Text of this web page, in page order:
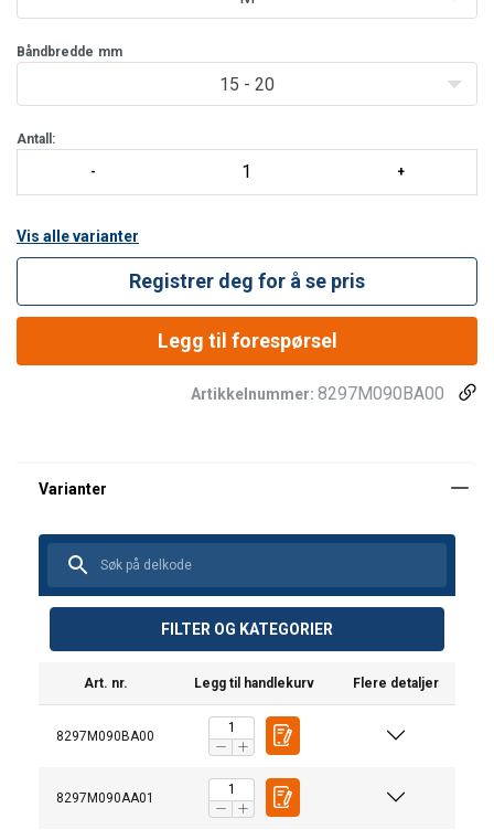
brukeren enkelt kan sjekke at slyngen ligger fint rundt karabinen.
Produktfordeler
Båndbredde mm
15 - 20
Antall:
Vis alle varianter
Registrer deg for å se pris
Legg til forespørsel
Artikkelnummer: 8297M090BA00
FILTER OG KATEGORIER
Art. nr. Legg til handlekurv Flere detaljer
8297M090BA00
8297M090AA01